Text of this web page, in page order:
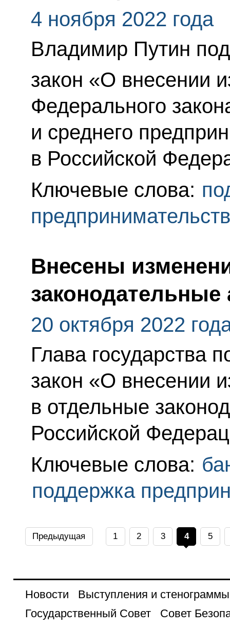
4 ноября 2022 года
Владимир Путин
закон «О внесении
Федерального
и среднего
в Российской
Ключевые слова:
Внесены
законодательные
20 октября 2022
Глава государства
закон «О внесении
в отдельные
Российской
Ключевые слова:
поддержка
Предыдущая 1 2 3 4 5
Новости
Выступления и стенограммы
Государственный Совет
Совет